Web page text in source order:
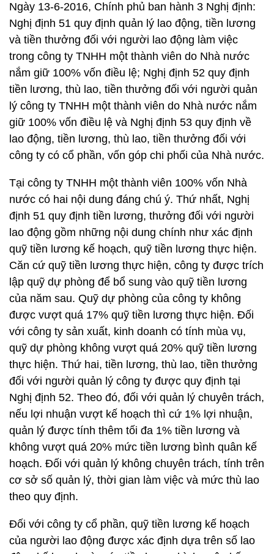
Ngày 13-6-2016, Chính phủ ban hành 3 Nghị định:
Nghị định 51 quy định quản lý lao động, tiền lương
và tiền thưởng đối với người lao động làm việc
trong công ty TNHH một thành viên do Nhà nước
nắm giữ 100% vốn điều lệ; Nghị định 52 quy định
tiền lương, thù lao, tiền thưởng đối với người quản
lý công ty TNHH một thành viên do Nhà nước nắm
giữ 100% vốn điều lệ và Nghị định 53 quy định về
lao động, tiền lương, thù lao, tiền thưởng đối với
công ty có cổ phần, vốn góp chi phối của Nhà nước.
Tại công ty TNHH một thành viên 100% vốn Nhà
nước có hai nội dung đáng chú ý. Thứ nhất, Nghị
định 51 quy định tiền lương, thưởng đối với người
lao động gồm những nội dung chính như xác định
quỹ tiền lương kế hoạch, quỹ tiền lương thực hiện.
Căn cứ quỹ tiền lương thực hiện, công ty được trích
lập quỹ dự phòng để bổ sung vào quỹ tiền lương
của năm sau. Quỹ dự phòng của công ty không
được vượt quá 17% quỹ tiền lương thực hiện. Đối
với công ty sản xuất, kinh doanh có tính mùa vụ,
quỹ dự phòng không vượt quá 20% quỹ tiền lương
thực hiện. Thứ hai, tiền lương, thù lao, tiền thưởng
đối với người quản lý công ty được quy định tại
Nghị định 52. Theo đó, đối với quản lý chuyên trách,
nếu lợi nhuận vượt kế hoạch thì cứ 1% lợi nhuận,
quản lý được tính thêm tối đa 1% tiền lương và
không vượt quá 20% mức tiền lương bình quân kế
hoạch. Đối với quản lý không chuyên trách, tính trên
cơ sở số quản lý, thời gian làm việc và mức thù lao
theo quy định.
Đối với công ty cổ phần, quỹ tiền lương kế hoạch
của người lao động được xác định dựa trên số lao